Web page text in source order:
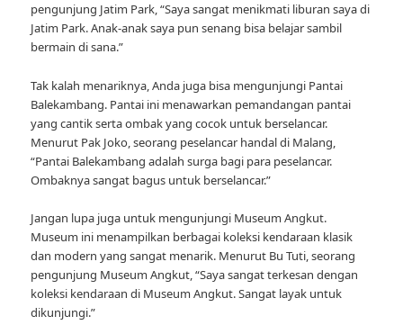
pengunjung Jatim Park, “Saya sangat menikmati liburan saya di
Jatim Park. Anak-anak saya pun senang bisa belajar sambil
bermain di sana.”
Tak kalah menariknya, Anda juga bisa mengunjungi Pantai
Balekambang. Pantai ini menawarkan pemandangan pantai
yang cantik serta ombak yang cocok untuk berselancar.
Menurut Pak Joko, seorang peselancar handal di Malang,
“Pantai Balekambang adalah surga bagi para peselancar.
Ombaknya sangat bagus untuk berselancar.”
Jangan lupa juga untuk mengunjungi Museum Angkut.
Museum ini menampilkan berbagai koleksi kendaraan klasik
dan modern yang sangat menarik. Menurut Bu Tuti, seorang
pengunjung Museum Angkut, “Saya sangat terkesan dengan
koleksi kendaraan di Museum Angkut. Sangat layak untuk
dikunjungi.”